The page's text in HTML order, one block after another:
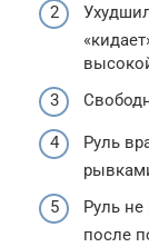
Руль
Руль
после